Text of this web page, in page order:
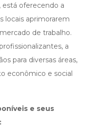
está oferecendo a
locais aprimorarem
de trabalho.
a
para diversas áreas,
econômico e social
e seus